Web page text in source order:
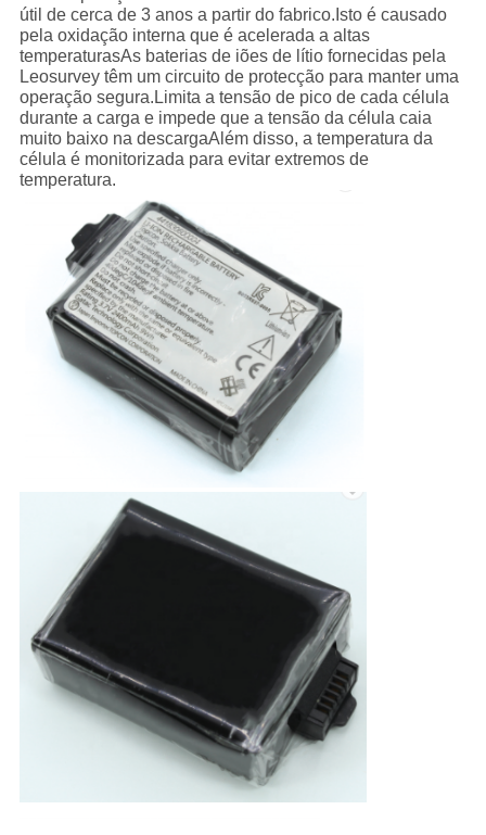
útil de cerca de 3 anos a partir do fabrico.Isto é causado
pela oxidação interna que é acelerada a altas
temperaturasAs baterias de iões de lítio fornecidas pela
Leosurvey têm um circuito de protecção para manter uma
operação segura.Limita a tensão de pico de cada célula
durante a carga e impede que a tensão da célula caia
muito baixo na descargaAlém disso, a temperatura da
célula é monitorizada para evitar extremos de
temperatura.